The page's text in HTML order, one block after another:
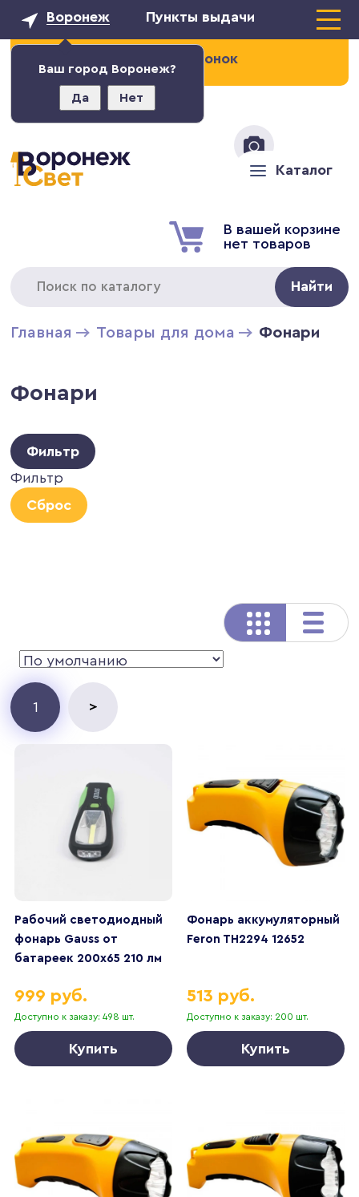
Воронеж
Ваш город Воронеж?
Да Нет
Пункты выдачи
Заказать звонок
+7 (473) 211-02-93
Каталог
В вашей корзине
нет товаров
Найти
Главная Товары для дома Фонари
Фонари
Фильтр
Фильтр
Сброс
1 >
Рабочий светодиодный
фонарь Gauss от
батареек 200х65 210 лм
Доступно к заказу: 498 шт.
999 руб.
Купить
Фонарь аккумуляторный
Feron TH2294 12652
Доступно к заказу: 200 шт.
513 руб.
Купить